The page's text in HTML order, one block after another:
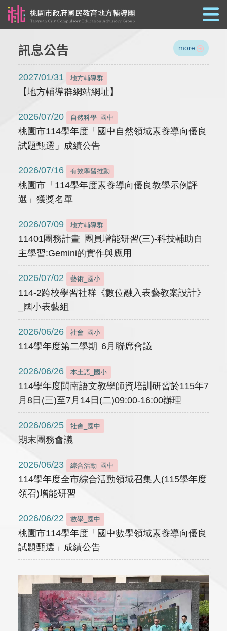
訊息公告 more
2027/01/31 地方輔導群
【地方輔導群網站網址】
2026/07/20 自然科學_國中
桃園市114學年度「國中自然領域素養導向優良
試題甄選」成績公告
2026/07/16 有效學習推動
桃園市「114學年度素養導向優良教學示例評
選」獲獎名單
2026/07/09 地方輔導群
11401團務計畫 團員增能研習(三)-科技輔助自
主學習:Gemini的實作與應用
2026/07/02 藝術_國小
114-2跨校學習社群《數位融入表藝教案設計》
_國小表藝組
2026/06/26 社會_國小
114學年度第二學期 6月聯席會議
2026/06/26 本土語_國小
114學年度閩南語文教學師資培訓研習於115年7
月8日(三)至7月14日(二)09:00-16:00辦理
2026/06/25 社會_國中
期末團務會議
2026/06/23 綜合活動_國中
114學年度全市綜合活動領域召集人(115學年度
領召)增能研習
2026/06/22 數學_國中
桃園市114學年度「國中數學領域素養導向優良
試題甄選」成績公告